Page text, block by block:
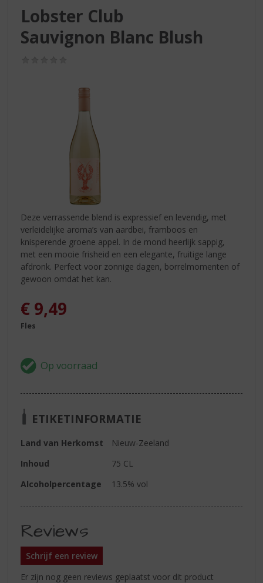
Lobster Club
Sauvignon Blanc Blush
Deze verrassende blend is expressief en levendig, met
verleidelijke aroma’s van aardbei, framboos en
knisperende groene appel. In de mond heerlijk sappig,
met een mooie frisheid en een elegante, fruitige lange
afdronk. Perfect voor zonnige dagen, borrelmomenten of
gewoon omdat het kan.
€ 9,49
Fles
ETIKETINFORMATIE
Land van Herkomst
Nieuw-Zeeland
Inhoud
75 CL
Alcoholpercentage
13.5% vol
Reviews
Schrijf een review
Er zijn nog geen reviews geplaatst voor dit product